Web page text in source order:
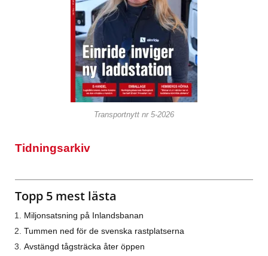
Transportnytt nr 5-2026
Tidningsarkiv
Topp 5 mest lästa
Miljonsatsning på Inlandsbanan
Tummen ned för de svenska rastplatserna
Avstängd tågsträcka åter öppen